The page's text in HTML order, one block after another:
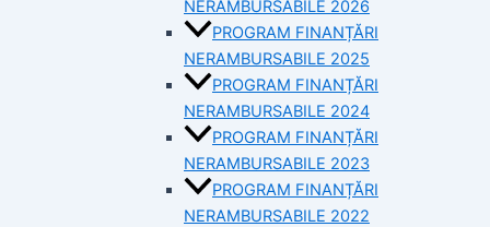
NERAMBURSABILE 2026
PROGRAM FINANȚĂRI
NERAMBURSABILE 2025
PROGRAM FINANȚĂRI
NERAMBURSABILE 2024
PROGRAM FINANȚĂRI
NERAMBURSABILE 2023
PROGRAM FINANȚĂRI
NERAMBURSABILE 2022